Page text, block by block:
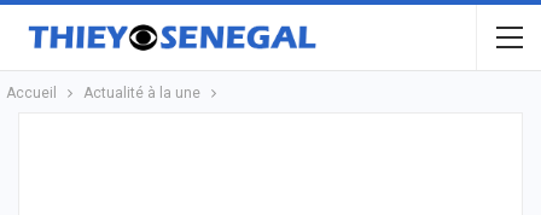
Accueil Actualité à la une